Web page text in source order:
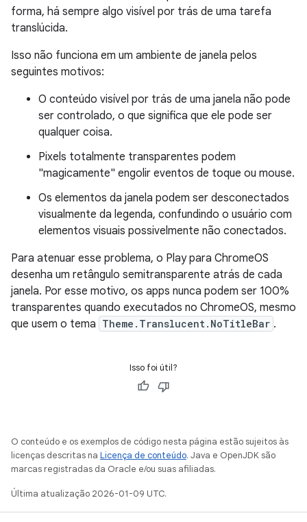
forma, há sempre algo visível por trás de uma tarefa
translúcida.
Isso não funciona em um ambiente de janela pelos
seguintes motivos:
O conteúdo visível por trás de uma janela não pode
ser controlado, o que significa que ele pode ser
qualquer coisa.
Pixels totalmente transparentes podem
"magicamente" engolir eventos de toque ou mouse.
Os elementos da janela podem ser desconectados
visualmente da legenda, confundindo o usuário com
elementos visuais possivelmente não conectados.
Para atenuar esse problema, o Play para ChromeOS
desenha um retângulo semitransparente atrás de cada
janela. Por esse motivo, os apps nunca podem ser 100%
transparentes quando executados no ChromeOS, mesmo
que usem o tema Theme.Translucent.NoTitleBar .
Isso foi útil?
O conteúdo e os exemplos de código nesta página estão sujeitos às
licenças descritas na Licença de conteúdo. Java e OpenJDK são
marcas registradas da Oracle e/ou suas afiliadas.
Última atualização 2026-01-09 UTC.